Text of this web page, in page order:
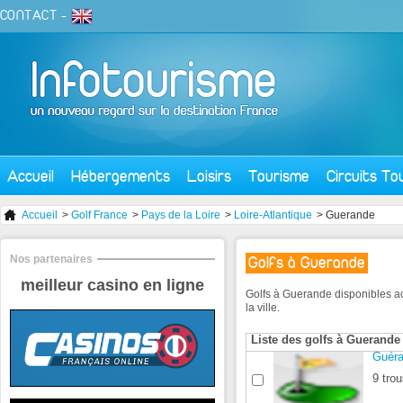
CONTACT -
Accueil Hébergements Loisirs Tourisme Circuits
Accueil > Golf France > Pays de la Loire > Loire-Atlantique > Guerande
Golfs à Guerande
Golfs à Guerande disponibles
la ville.
Liste des golfs à Guerande
9
Nos partenaires
meilleur casino en ligne